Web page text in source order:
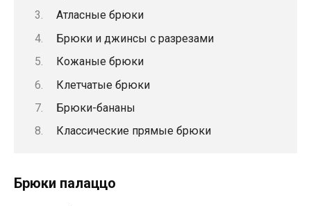
Атласные брюки
Брюки и джинсы с разрезами
Кожаные брюки
Клетчатые брюки
Брюки-бананы
Классические прямые брюки
Брюки палаццо